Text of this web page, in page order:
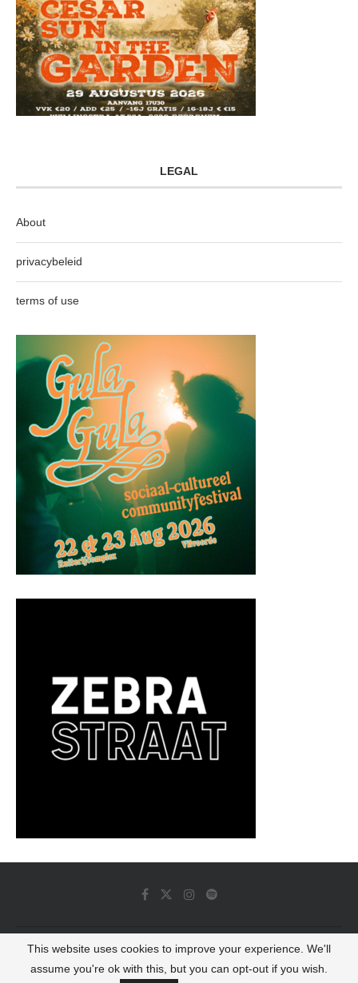
LEGAL
About
privacybeleid
terms of use
© 2022 - Luminous Dash All Rights Reserved
This website uses cookies to improve your experience. We'll
assume you're ok with this, but you can opt-out if you wish.